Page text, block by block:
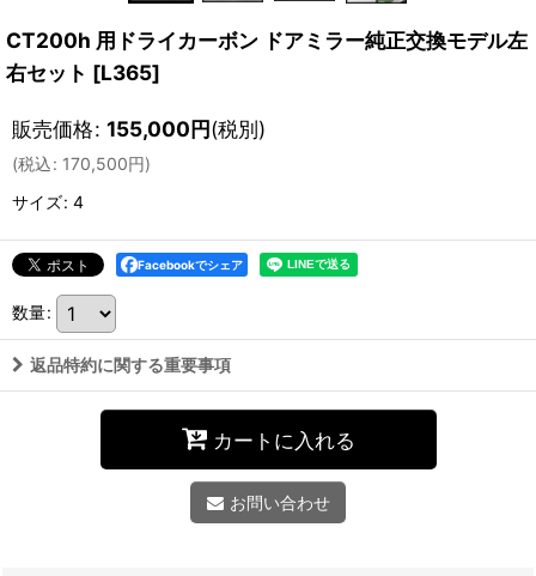
CT200h 用ドライカーボン ドアミラー純正交換モデル左
右セット [L365]
販売価格: 155,000円(税別)
(税込: 170,500円)
サイズ: 4
Facebookでシェア
数量:
返品特約に関する重要事項
カートに入れる
お問い合わせ